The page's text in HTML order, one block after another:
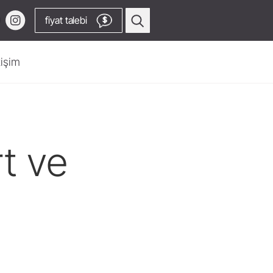
fiyat talebi $
Piezo Scaler Uçları
Piezo Scaler
ve